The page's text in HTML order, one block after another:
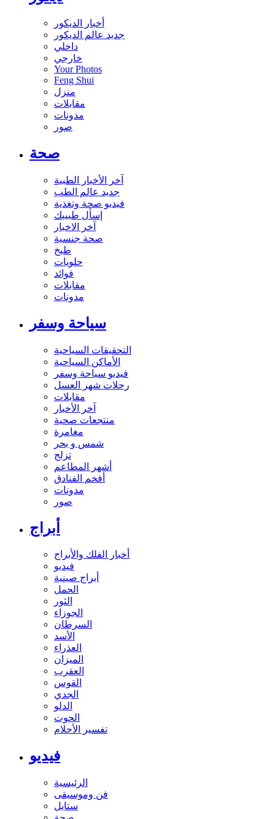
أخبار الديكور
جديد عالم الديكور
داخلي
خارجي
Your Photos
Feng Shui
منزل
مقابلات
مدونات
صور
صحة
آخر الأخبار الطبية
جديد عالم الطب
فيديو صحة وتغذية
إسأل طبيبك
آخر الاخبار
صحة جنسية
طبخ
حلويات
فوائد
مقابلات
مدونات
سياحة وسفر
التحقيقات السياحية
الأماكن السياحية
فيديو سياحة وسفر
رحلات شهر العسل
مقابلات
آخر الأخبار
منتجعات صحية
مغامرة
شمس و بحر
تزلج
أشهر المطاعم
أفخم الفنادق
مدونات
صور
أبراج
أخبار الفلك والأبراج
فيديو
أبراج صينية
الحمل
الثور
الجوزاء
السرطان
الأسد
العذراء
الميزان
العقرب
القوس
الجدي
الدلو
الحوت
تفسير الأحلام
فيديو
الرئيسية
فن وموسيقى
ستايل